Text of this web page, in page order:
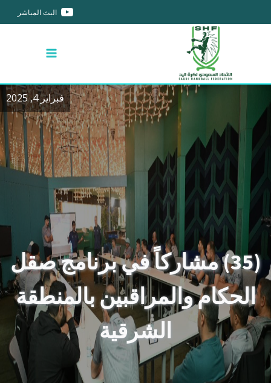
البث المباشر
فبراير 4, 2025
(35) مشاركاً في برنامج صقل
الحكام والمراقبين بالمنطقة
الشرقية